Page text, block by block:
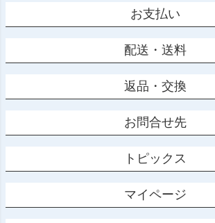
お支払い
配送・送料
返品・交換
お問合せ先
トピックス
マイページ